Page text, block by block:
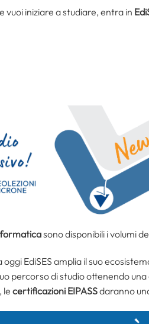
vuoi iniziare a studiare, entra in
sono disponibili i volumi
EdiSES amplia il suo
percorso di studio ottenendo una
le certificazioni EIPASSdaranno